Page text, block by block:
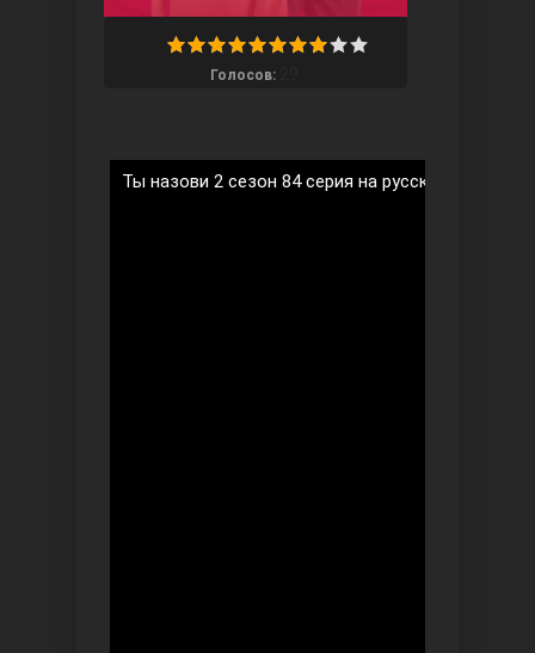
Ветреный холм
Голосов:
Ты назови 2 сезон 84 серия на русском языке